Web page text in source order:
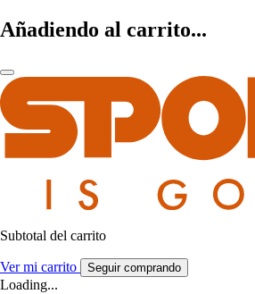
Añadiendo al carrito...
Subtotal del carrito
Ver mi carrito Seguir comprando
Loading...